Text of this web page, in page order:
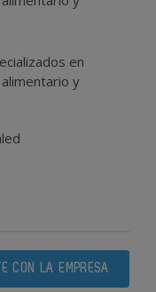
en
y
CON LA EMPRESA